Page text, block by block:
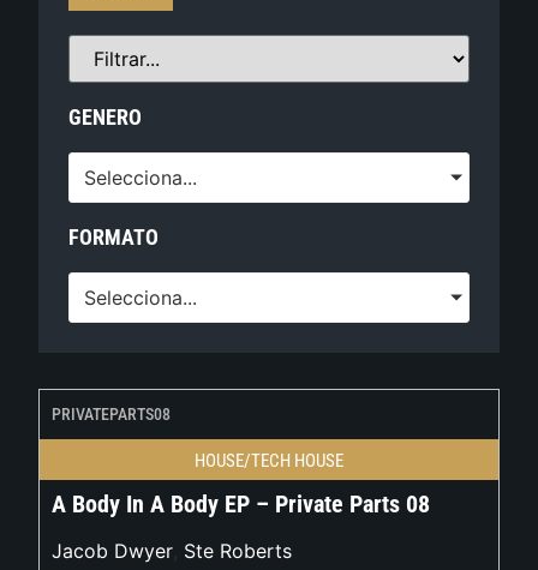
GENERO
Selecciona...
FORMATO
Selecciona...
PRIVATEPARTS08
HOUSE/TECH HOUSE
A Body In A Body EP – Private Parts 08
Jacob Dwyer, Ste Roberts